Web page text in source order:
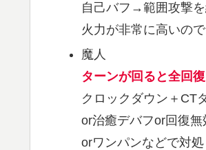
自己バフ→範囲攻撃を
火力が非常に高いの
魔人
ターンが回ると全回復
クロックダウン＋CT
or治癒デバフor回復
orワンパンなどで対処